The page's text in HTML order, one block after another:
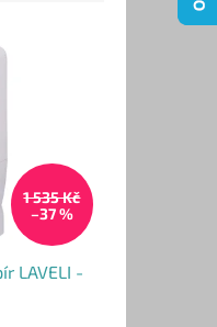
1 535 Kč
–37 %
LAVELI -